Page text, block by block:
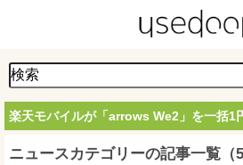
楽天モバイルが「arrows We2」を一括1
ニュースカテゴリーの記事一覧（5